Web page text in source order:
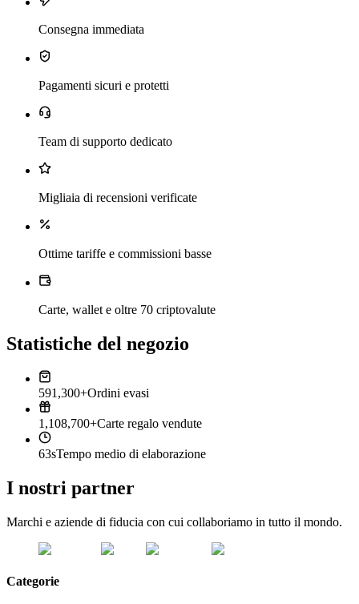
Consegna immediata
Pagamenti sicuri e protetti
Team di supporto dedicato
Migliaia di recensioni verificate
Ottime tariffe e commissioni basse
Carte, wallet e oltre 70 criptovalute
Statistiche del negozio
591,300+Ordini evasi
1,108,700+Carte regalo vendute
63sTempo medio di elaborazione
I nostri partner
Marchi e aziende di fiducia con cui collaboriamo in tutto il mondo.
Categorie